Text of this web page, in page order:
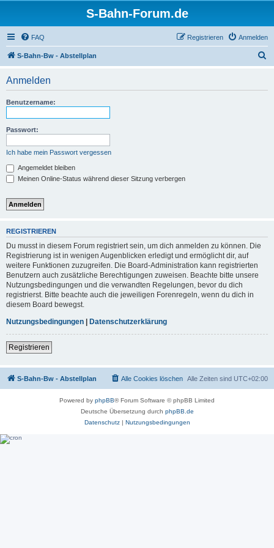
S-Bahn-Forum.de
FAQ Anmelden
Registrieren
S-Bahn-Bw - Abstellplan
Anmelden
Benutzername:
Passwort:
Ich habe mein Passwort vergessen
Angemeldet bleiben
Meinen Online-Status während dieser Sitzung verbergen
REGISTRIEREN
Du musst in diesem Forum registriert sein, um dich anmelden zu können. Die
Registrierung ist in wenigen Augenblicken erledigt und ermöglicht dir, auf
weitere Funktionen zuzugreifen. Die Board-Administration kann registrierten
Benutzern auch zusätzliche Berechtigungen zuweisen. Beachte bitte unsere
Nutzungsbedingungen und die verwandten Regelungen, bevor du dich
registrierst. Bitte beachte auch die jeweiligen Forenregeln, wenn du dich in
diesem Board bewegst.
Nutzungsbedingungen | Datenschutzerklärung
Registrieren
S-Bahn-Bw - Abstellplan Alle Zeiten sind UTC+02:00
Alle Cookies löschen
Powered by phpBB® Forum Software © phpBB Limited
Deutsche Übersetzung durch phpBB.de
Datenschutz| Nutzungsbedingungen